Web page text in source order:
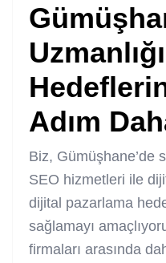
Adım
Biz, Gümüşhane’de
SEO hizmetleri ile
dijital pazarlama
sağlamayı
firmaları arasında